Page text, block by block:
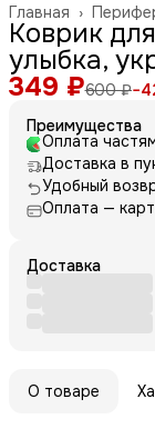
Главная ›
Коврик
улыбка,
349 ₽600 ₽−
Преимущества
Оплата
Доставка в
Удобный
Оплата —
Доставка
О товаре